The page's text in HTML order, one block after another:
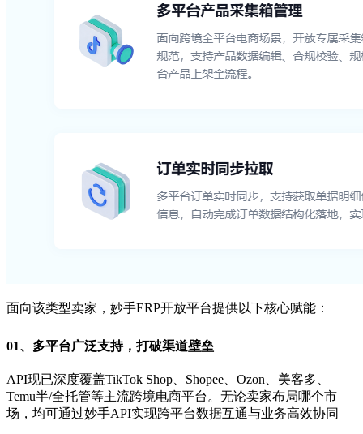
面向该类型卖家，妙手ERP开放平台提供以下核心赋能：
01、 多平台广泛支持，打破渠道壁垒
API现已深度覆盖TikTok Shop、Shopee、Ozon、美客多、
Temu半/全托管等主流跨境电商平台。无论卖家布局哪个市
场，均可通过妙手API实现跨平台数据互通与业务高效协同